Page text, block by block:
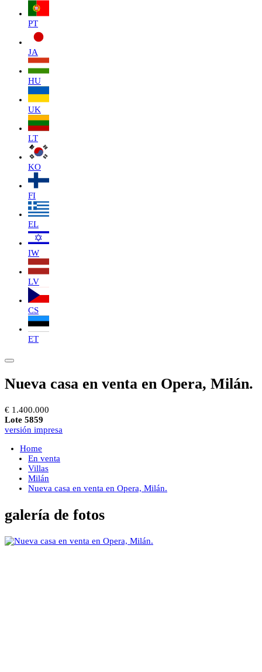
PT
JA
HU
UK
LT
KO
FI
EL
IW
LV
CS
ET
Nueva casa en venta en Opera, Milán.
€ 1.400.000
Lote 5859
versión impresa
Home
En venta
Villas
Milán
Nueva casa en venta en Opera, Milán.
galería de fotos